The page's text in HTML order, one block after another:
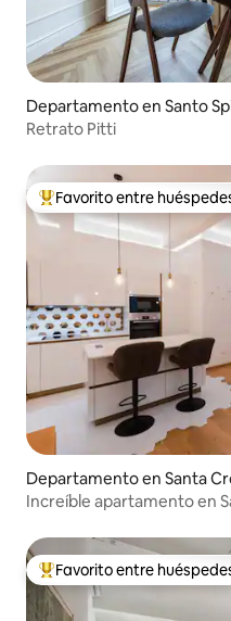
Departamento en Santo
Retrato Pitti
De los mejores en Favorito
Favorito entre
Departamento en Santa
Increíble apartamento en
De los mejores en Favorito
Favorito entre